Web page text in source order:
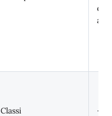
Classi
–